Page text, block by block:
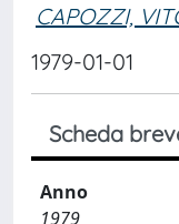
CAPOZZI,
1979-01-01
Scheda
Anno
1979